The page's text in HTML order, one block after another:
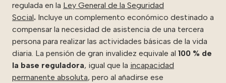
regulada en la Ley General de la Seguridad
Social. Incluye un complemento económico destinado a
compensar la necesidad de asistencia de una tercera
persona para realizar las actividades básicas de la vida
diaria. La pensión de gran invalidez equivale al 100 % de
la base reguladora, igual que la incapacidad
permanente absoluta, pero al añadirse ese